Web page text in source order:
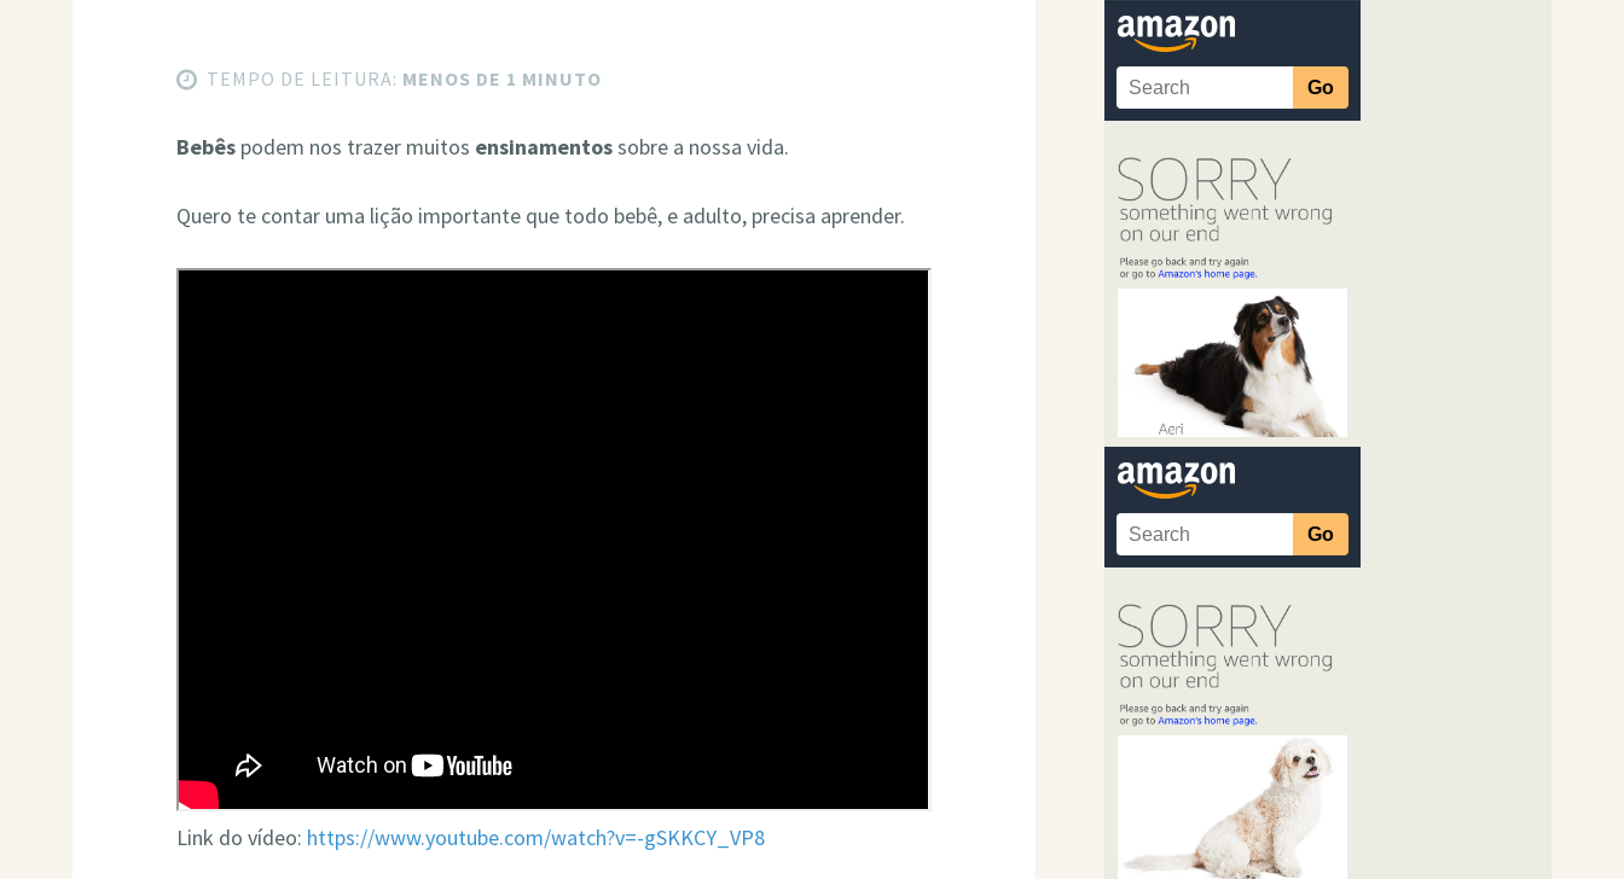
TEMPO DE LEITURA: MENOS DE 1 MINUTO
Bebês podem nos trazer muitos ensinamentossobre a nossa vida.
Quero te contar uma lição importante que todo bebê, e adulto, precisa aprender.
Link do vídeo: https://www.youtube.com/watch?v=-gSKKCY_VP8